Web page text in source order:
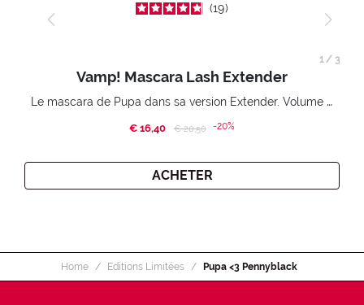
19
Vamp! Mascara Lash Extender
Le mascara de Pupa dans sa version Extender. Volume extension 3D. Des cils amplifiés et liftés à l’infini.
€ 16,40 Price reduced from
€ 20,50to-20%
ACHETER
1/ 3
Home Editions Limitées Pupa <3 Pennyblack